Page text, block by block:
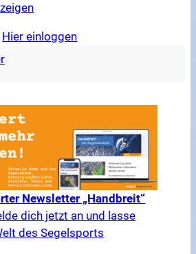
Hier einloggen
Newsletter „Handbreit“
dich jetzt an und lasse
des Segelsports